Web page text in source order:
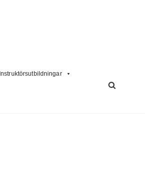
Instruktörsutbildningar